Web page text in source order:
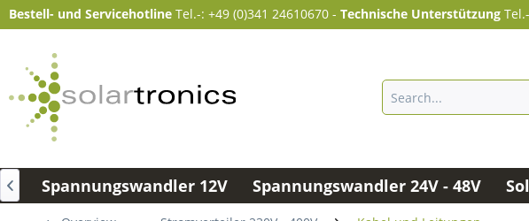
Bestell- und Servicehotline Tel.-: +49 (0)341 24610670 - Technische Unterstützung
Spannungswandler 12V Spannungswandler 24V - 48V
